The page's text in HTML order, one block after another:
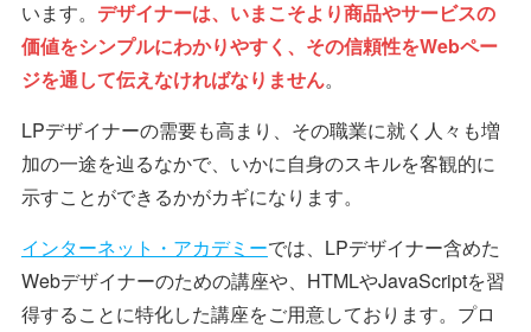
います。 デザイナーは、いまこそより商品やサービスの
価値をシンプルにわかりやすく、その信頼性をWebペー
ジを通して伝えなければなりません。
LPデザイナーの需要も高まり、その職業に就く人々も増
加の一途を辿るなかで、いかに自身のスキルを客観的に
示すことができるかがカギになります。
インターネット・アカデミーでは、LPデザイナー含めた
Webデザイナーのための講座や、HTMLやJavaScriptを習
得することに特化した講座をご用意しております。プロ